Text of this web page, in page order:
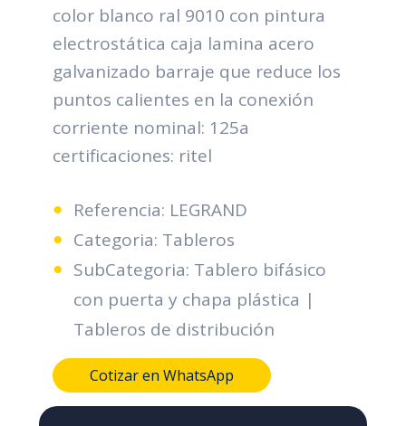
color blanco ral 9010 con pintura
electrostática caja lamina acero
galvanizado barraje que reduce los
puntos calientes en la conexión
corriente nominal: 125a
certificaciones: ritel
Referencia: LEGRAND
Categoria: Tableros
SubCategoria: Tablero bifásico
con puerta y chapa plástica |
Tableros de distribución
Cotizar en WhatsApp